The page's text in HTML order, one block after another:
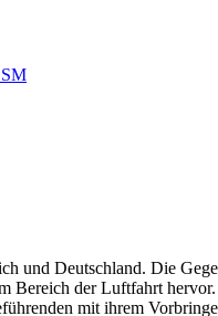
und Deutschland. Die
der Luftfahrt
mit ihrem